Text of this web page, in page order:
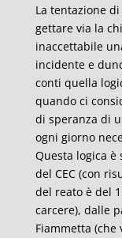
La tentazione
gettare via la
inaccettabile
incidente e
conti quella
quando ci
di speranza di
ogni giorno
Questa logica è
del CEC (con
del reato è del
carcere), dalle
Fiammetta (che